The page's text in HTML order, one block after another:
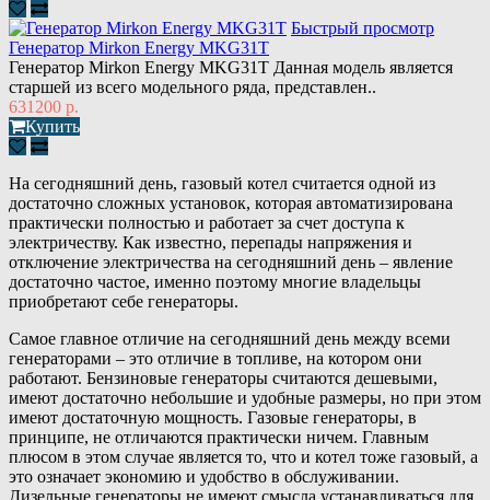
Быстрый просмотр
Генератор Mirkon Energy MKG31T
Генератор Mirkon Energy MKG31T Данная модель является
старшей из всего модельного ряда, представлен..
631200 р.
Купить
На сегодняшний день, газовый котел считается одной из
достаточно сложных установок, которая автоматизирована
практически полностью и работает за счет доступа к
электричеству. Как известно, перепады напряжения и
отключение электричества на сегодняшний день – явление
достаточно частое, именно поэтому многие владельцы
приобретают себе генераторы.
Самое главное отличие на сегодняшний день между всеми
генераторами – это отличие в топливе, на котором они
работают. Бензиновые генераторы считаются дешевыми,
имеют достаточно небольшие и удобные размеры, но при этом
имеют достаточную мощность. Газовые генераторы, в
принципе, не отличаются практически ничем. Главным
плюсом в этом случае является то, что и котел тоже газовый, а
это означает экономию и удобство в обслуживании.